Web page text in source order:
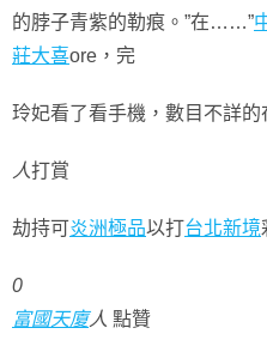
的脖子青紫的勒痕。”在……”
莊大喜ore，完
玲妃看了看手機，數目不詳的
人打賞
劫持可炎洲極品以打台北新境
0
富國天廈人 點贊